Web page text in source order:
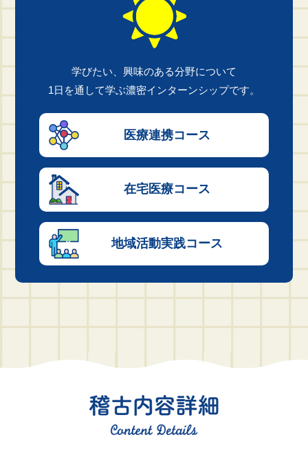
学びたい、興味のある分野について
1日を通して学ぶ濃密インターンシップです。
医療連携コース
在宅医療コース
地域活動実践コース